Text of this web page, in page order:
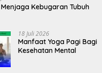
Kebugaran Tubuh
18 Juli 2026
Manfaat Yoga Pagi Bagi
Kesehatan Mental